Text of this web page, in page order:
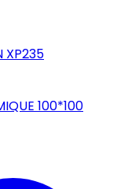
XP235